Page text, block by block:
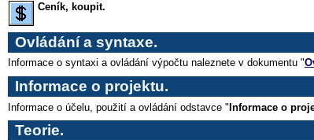
Ceník, koupit.
Ovládání a syntaxe.
Informace o syntaxi a ovládání výpočtu naleznete v dokumentu "
Informace o projektu.
Informace o účelu, použití a ovládání odstavce "Informace o
Teorie.